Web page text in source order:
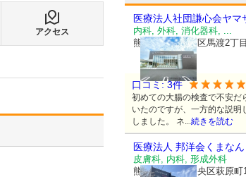
アクセス
医療法人社団謙心会ヤマ
内科, 外科, 消化器科, ...
熊本県熊本市南区馬渡2丁
口コミ: 3件
初めての大腸の検査で不安だ
いたのですが、一方的な説
しました。 ネ...続きを読む
医療法人 邦洋会 くまな
皮膚科, 内科, 形成外科
熊本県熊本市中央区萩原町